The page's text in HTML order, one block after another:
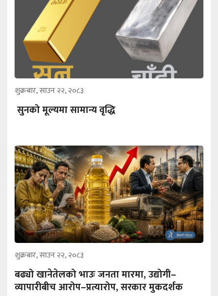
शुक्रबार, साउन २२, २०८३
सुनको मूल्यमा सामान्य वृद्धि
शुक्रबार, साउन २२, २०८३
बढ्यो खानेतेलको भाउः जनता मारमा, उद्योगी–
व्यापारीबीच आरोप–प्रत्यारोप, सरकार मुकदर्शक